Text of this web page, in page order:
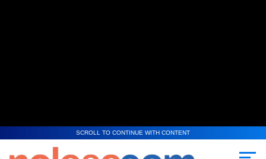
SCROLL TO CONTINUE WITH CONTENT